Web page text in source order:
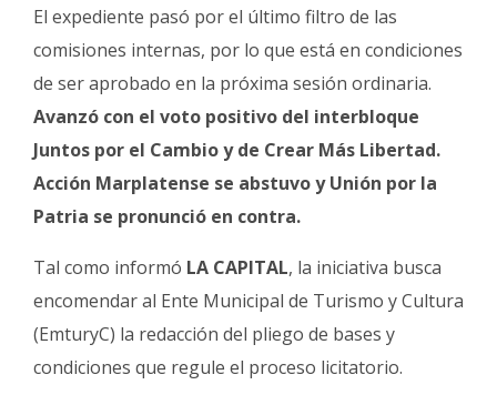
El expediente pasó por el último filtro de las
comisiones internas, por lo que está en condiciones
de ser aprobado en la próxima sesión ordinaria.
Avanzó con el voto positivo del interbloque
Juntos por el Cambio y de Crear Más Libertad.
Acción Marplatense se abstuvo y Unión por la
Patria se pronunció en contra.
Tal como informó LA CAPITAL, la iniciativa busca
encomendar al Ente Municipal de Turismo y Cultura
(EmturyC) la redacción del pliego de bases y
condiciones que regule el proceso licitatorio.